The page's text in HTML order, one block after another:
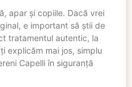
apar și copiile. Dacă vrei
e important să știi de
tratamentul autentic, la
explicăm mai jos, simplu
Capelli în siguranță